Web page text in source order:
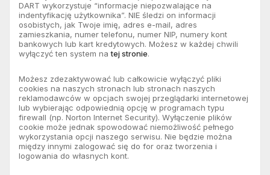
DART wykorzystuje “informacje niepozwalające na
indentyfikację użytkownika”. NIE śledzi on informacji
osobistych, jak Twoje imię, adres e-mail, adres
zamieszkania, numer telefonu, numer NIP, numery kont
bankowych lub kart kredytowych. Możesz w każdej chwili
wyłączyć ten system natej stronie.
Możesz zdezaktywować lub całkowicie wyłączyć pliki
cookies na naszych stronach lub stronach naszych
reklamodawców w opcjach swojej przeglądarki internetowej
lub wybierając odpowiednią opcję w programach typu
firewall (np. Norton Internet Security). Wyłączenie plików
cookie może jednak spowodować niemożliwość pełnego
wykorzystania opcji naszego serwisu. Nie będzie można
między innymi zalogować się do for oraz tworzenia i
logowania do własnych kont.